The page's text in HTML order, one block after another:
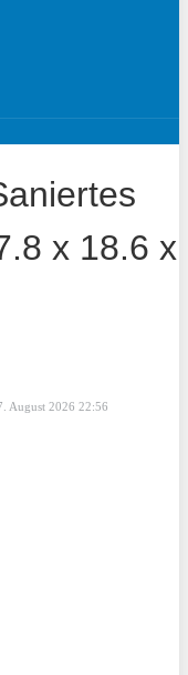
x 18.6 x
August 2026 22:56